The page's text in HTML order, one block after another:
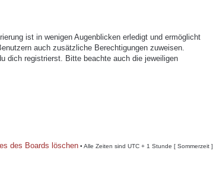
ist in wenigen Augenblicken erledigt und ermöglicht
auch zusätzliche Berechtigungen zuweisen.
dich registrierst. Bitte beachte auch die jeweiligen
des Boards löschen • Alle Zeiten sind UTC + 1 Stunde [ Sommerzeit ]